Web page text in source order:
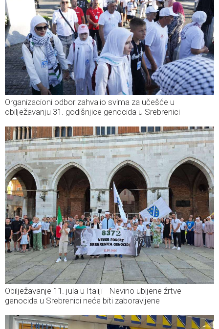
Organizacioni odbor zahvalio svima za učešće u
obilježavanju 31. godišnjice genocida u Srebrenici
Obilježavanje 11. jula u Italiji - Nevino ubijene žrtve
genocida u Srebrenici neće biti zaboravljene